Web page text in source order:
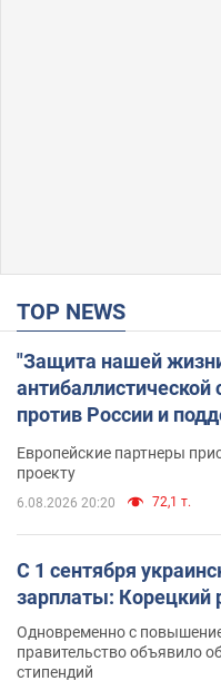
TOP NEWS
"Защита нашей
антибаллистической
против России и
Европейские партнеры
проекту
6.08.2026 20:20 72,1 т.
С 1 сентября
зарплаты: Корецкий
Одновременно с
правительство объявило
стипендий